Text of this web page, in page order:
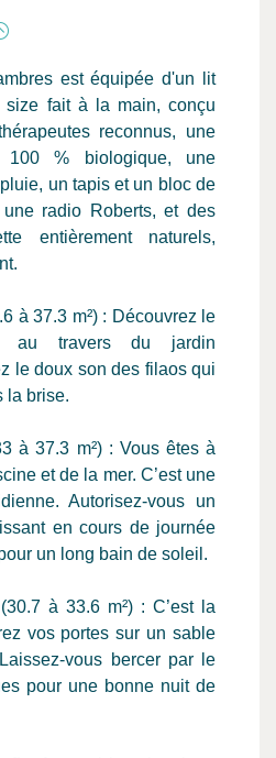
est équipée d'un lit
size fait à la main, conçu
reconnus, une
100 % biologique, une
un tapis et un bloc de
radio Roberts, et des
entièrement naturels,
à 37.3 m²) : Découvrez le
au travers du jardin
le doux son des filaos qui
la brise.
à 37.3 m²) : Vous êtes à
et de la mer. C’est une
Autorisez-vous un
en cours de journée
un long bain de soleil.
à 33.6 m²) : C’est la
vos portes sur un sable
vous bercer par le
pour une bonne nuit de